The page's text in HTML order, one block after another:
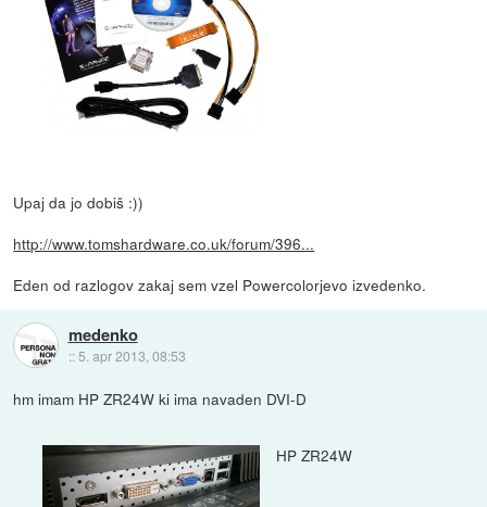
Upaj da jo dobiš :))
http://www.tomshardware.co.uk/forum/396...
Eden od razlogov zakaj sem vzel Powercolorjevo izvedenko.
medenko
:: 5. apr 2013, 08:53
hm imam HP ZR24W ki ima navaden DVI-D
HP ZR24W